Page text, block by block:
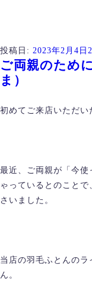
投稿日: 2023年2月4日
ご両親のため
ま）
初めてご来店いただい
最近、ご両親が「今使
ゃっているとのこと
さいました。
当店の羽毛ふとんの
ん。